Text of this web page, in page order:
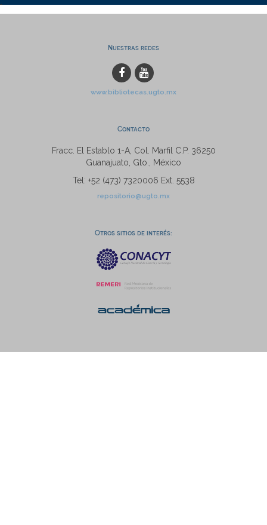
Nuestras redes
www.bibliotecas.ugto.mx
Contacto
Fracc. El Establo 1-A, Col. Marfil C.P. 36250
Guanajuato, Gto., México
Tel: +52 (473) 7320006 Ext. 5538
repositorio@ugto.mx
Otros sitios de interés: